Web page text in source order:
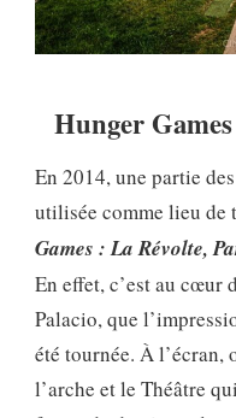
Hunger
En 2014, une partie
utilisée comme lieu
Games :La Révolte,
En effet, c’est au cœur
Palacio, que
été tournée. À
l’arche et le Théâtre